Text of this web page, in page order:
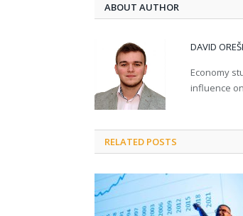
ABOUT AUTHOR
DAVID
Economy
influence
RELATED POSTS